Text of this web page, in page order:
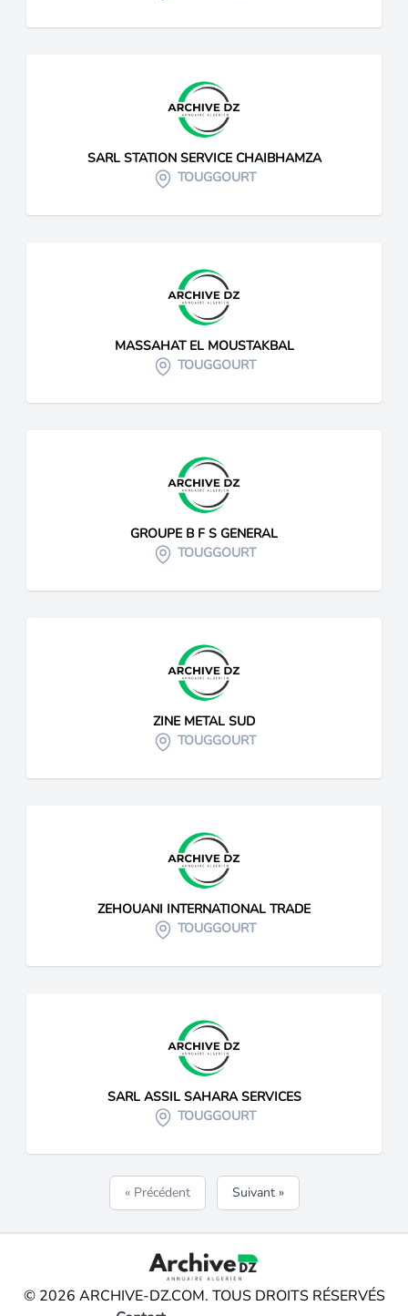
SARL STATION SERVICE CHAIBHAMZA
TOUGGOURT
MASSAHAT EL MOUSTAKBAL
TOUGGOURT
GROUPE B F S GENERAL
TOUGGOURT
ZINE METAL SUD
TOUGGOURT
ZEHOUANI INTERNATIONAL TRADE
TOUGGOURT
SARL ASSIL SAHARA SERVICES
TOUGGOURT
« Précédent Suivant »
© 2026 ARCHIVE-DZ.COM. TOUS DROITS RÉSERVÉS